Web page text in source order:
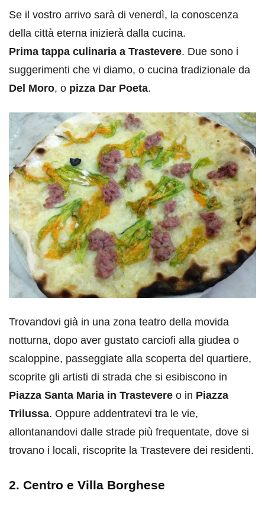
Se il vostro arrivo sarà di venerdì, la conoscenza
della città eterna inizierà dalla cucina.
Prima tappa culinaria a Trastevere. Due sono i
suggerimenti che vi diamo, o cucina tradizionale da
Del Moro, o pizza Dar Poeta.
Trovandovi già in una zona teatro della movida
notturna, dopo aver gustato carciofi alla giudea o
scaloppine, passeggiate alla scoperta del quartiere,
scoprite gli artisti di strada che si esibiscono in
Piazza Santa Maria in Trastevere o in Piazza
Trilussa. Oppure addentratevi tra le vie,
allontanandovi dalle strade più frequentate, dove si
trovano i locali, riscoprite la Trastevere dei residenti.
2. Centro e Villa Borghese